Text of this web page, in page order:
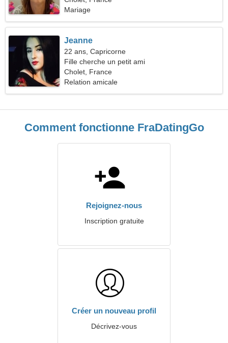
Mariage
Jeanne
22 ans, Capricorne
Fille cherche un petit ami
Cholet, France
Relation amicale
Comment fonctionne FraDatingGo
Rejoignez-nous
Inscription gratuite
Créer un nouveau profil
Décrivez-vous